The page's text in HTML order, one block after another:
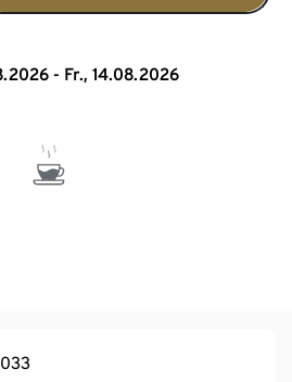
- Fr., 14.08.2026